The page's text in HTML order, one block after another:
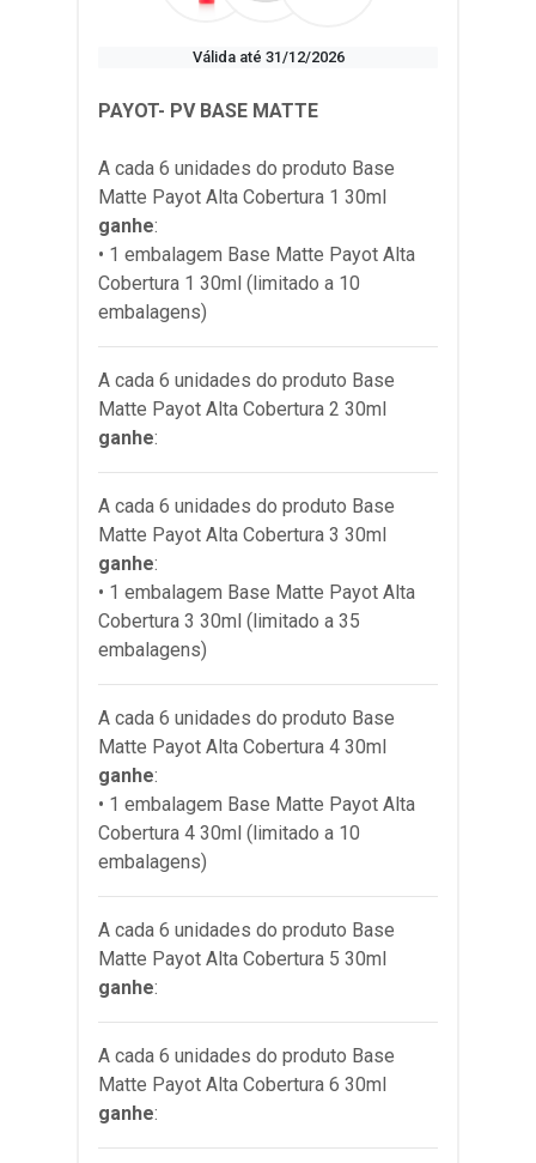
Válida até 31/12/2026
PAYOT- PV BASE MATTE
A cada 6 unidades do produto Base
Matte Payot Alta Cobertura 1 30ml
ganhe:
• 1 embalagem Base Matte Payot Alta
Cobertura 1 30ml (limitado a 10
embalagens)
A cada 6 unidades do produto Base
Matte Payot Alta Cobertura 2 30ml
ganhe:
A cada 6 unidades do produto Base
Matte Payot Alta Cobertura 3 30ml
ganhe:
• 1 embalagem Base Matte Payot Alta
Cobertura 3 30ml (limitado a 35
embalagens)
A cada 6 unidades do produto Base
Matte Payot Alta Cobertura 4 30ml
ganhe:
• 1 embalagem Base Matte Payot Alta
Cobertura 4 30ml (limitado a 10
embalagens)
A cada 6 unidades do produto Base
Matte Payot Alta Cobertura 5 30ml
ganhe:
A cada 6 unidades do produto Base
Matte Payot Alta Cobertura 6 30ml
ganhe: